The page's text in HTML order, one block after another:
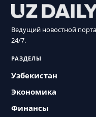
Ведущий новостной
24/7.
РАЗДЕЛЫ
Узбекистан
Экономика
Финансы